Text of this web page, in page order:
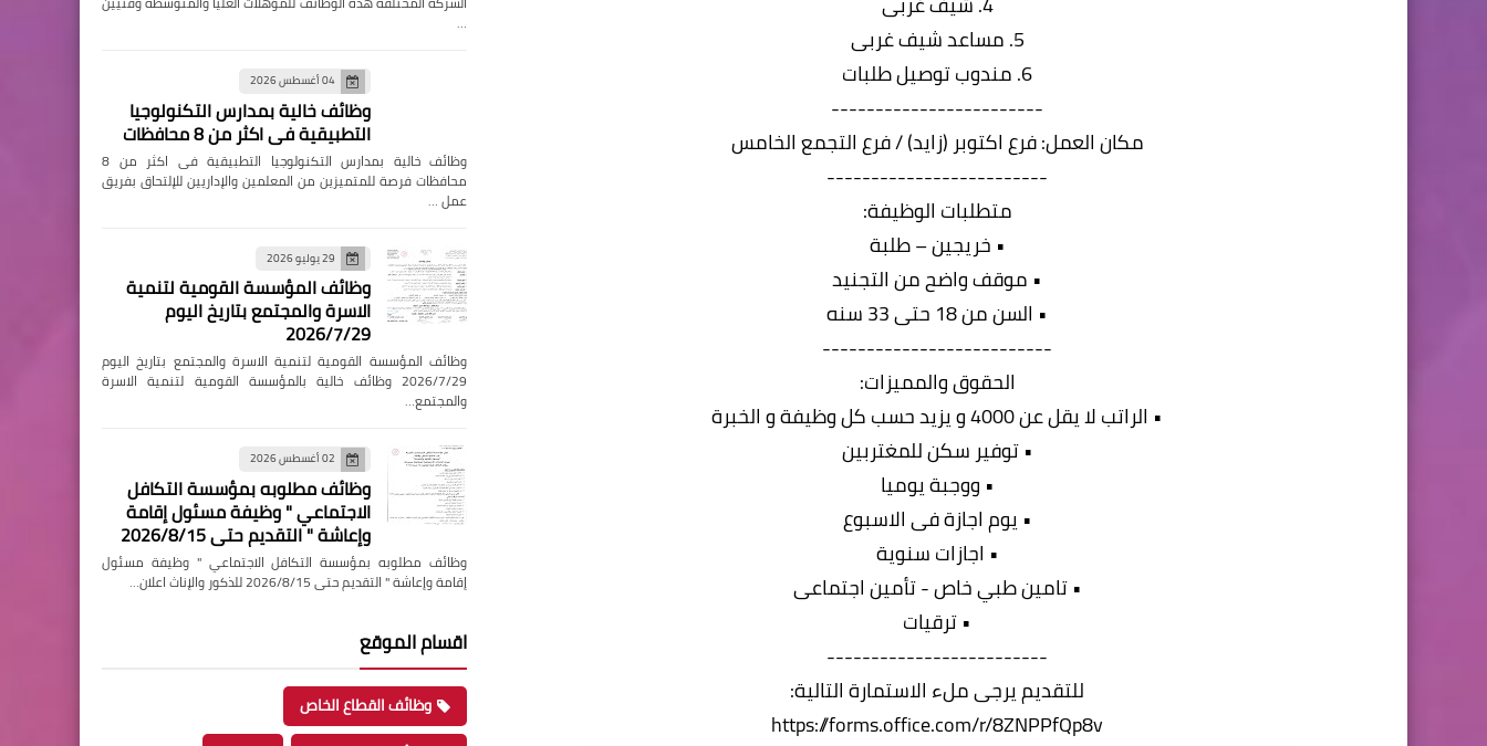
5. مساعد شيف غربى
6. مندوب توصيل طلبات
------------------------
مكان العمل: فرع اكتوبر (زايد) / فرع التجمع الخامس
-------------------------
متطلبات الوظيفة:
• خريجين – طلبة
• موقف واضح من التجنيد
• السن من 18 حتى 33 سنه
--------------------------
الحقوق والمميزات:
• الراتب لا يقل عن 4000 و يزيد حسب كل وظيفة و الخبرة
• توفير سكن للمغتربين
• ووجبة يوميا
• يوم اجازة فى الاسبوع
• اجازات سنوية
• تامين طبي خاص - تأمين اجتماعى
• ترقيات
-------------------------
للتقديم يرجى ملء الاستمارة التالية:
https://forms.office.com/r/8ZNPPfQp8v
…
04 أغسطس 2026
وظائف خالية بمدارس التكنولوجيا
التطبيقية فى اكثر من 8 محافظات
وظائف خالية بمدارس التكنولوجيا التطبيقية فى اكثر من 8
محافظات فرصة للمتميزين من المعلمين والإداريين للإلتحاق بفريق
عمل …
29 يوليو 2026
وظائف المؤسسة القومية لتنمية
الاسرة والمجتمع بتاريخ اليوم
2026/7/29
وظائف المؤسسة القومية لتنمية الاسرة والمجتمع بتاريخ اليوم
2026/7/29 وظائف خالية بالمؤسسة القومية لتنمية الاسرة
والمجتمع…
02 أغسطس 2026
وظائف مطلوبه بمؤسسة التكافل
الاجتماعي " وظيفة مسئول إقامة
وإعاشة " التقديم حتى 2026/8/15
وظائف مطلوبه بمؤسسة التكافل الاجتماعي " وظيفة مسئول
إقامة وإعاشة " التقديم حتى 2026/8/15 للذكور والإناث اعلان…
اقسام الموقع
وظائف القطاع الخاص